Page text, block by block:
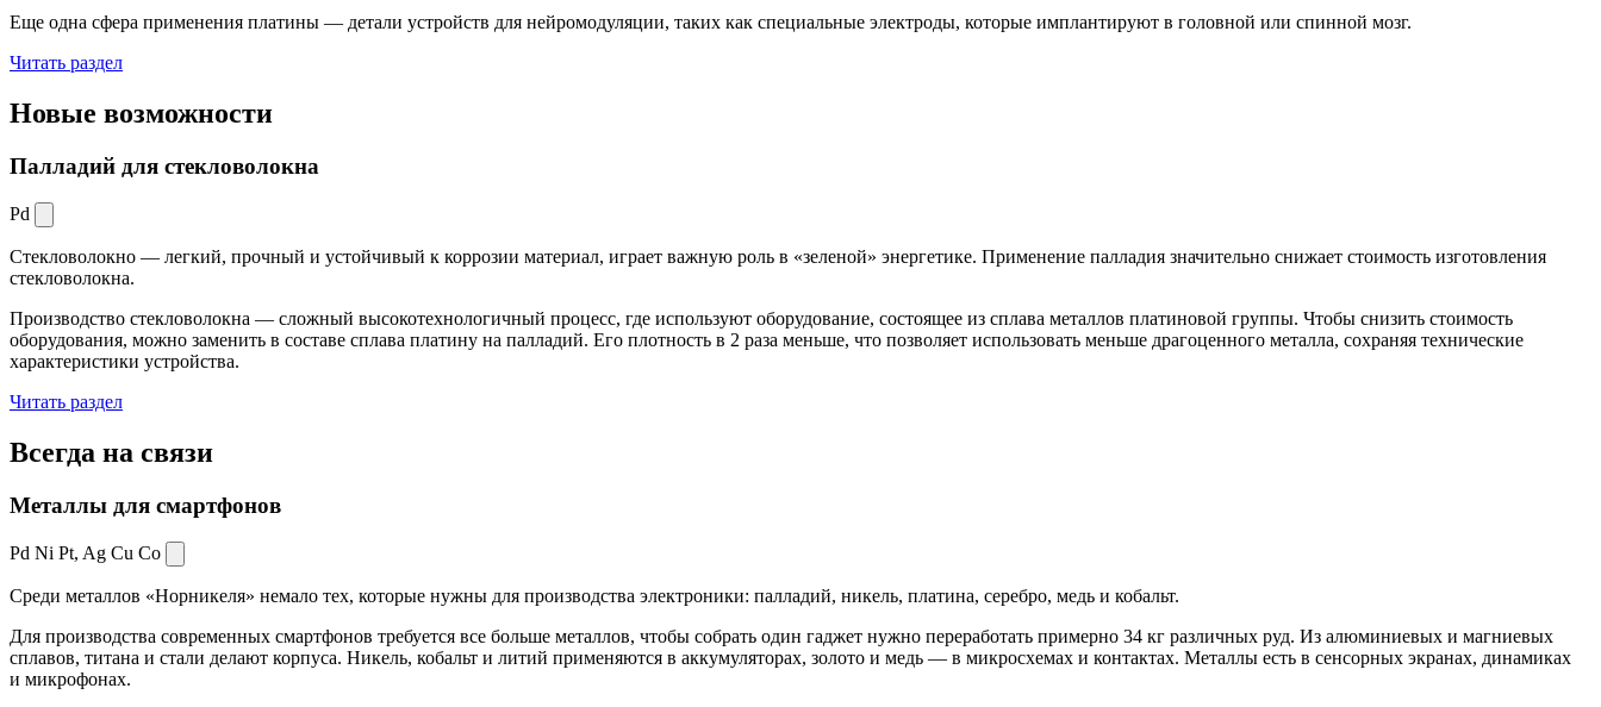
Еще одна сфера применения платины — детали устройств для нейромодуляции, таких как специальные электроды, которые имплантируют в головной или спинной мозг.
Читать раздел
Новые возможности
Палладий для стекловолокна
Pd
Стекловолокно — легкий, прочный и устойчивый к коррозии материал, играет важную роль в «зеленой» энергетике. Применение палладия значительно снижает стоимость изготовления
стекловолокна.
Производство стекловолокна — сложный высокотехнологичный процесс, где используют оборудование, состоящее из сплава металлов платиновой группы. Чтобы снизить стоимость
оборудования, можно заменить в составе сплава платину на палладий. Его плотность в 2 раза меньше, что позволяет использовать меньше драгоценного металла, сохраняя технические
характеристики устройства.
Читать раздел
Всегда на связи
Металлы для смартфонов
Pd Ni Pt, Ag Cu Co
Среди металлов «Норникеля» немало тех, которые нужны для производства электроники: палладий, никель, платина, серебро, медь и кобальт.
Для производства современных смартфонов требуется все больше металлов, чтобы собрать один гаджет нужно переработать примерно 34 кг различных руд. Из алюминиевых и магниевых
сплавов, титана и стали делают корпуса. Никель, кобальт и литий применяются в аккумуляторах, золото и медь — в микросхемах и контактах. Металлы есть в сенсорных экранах, динамиках
и микрофонах.